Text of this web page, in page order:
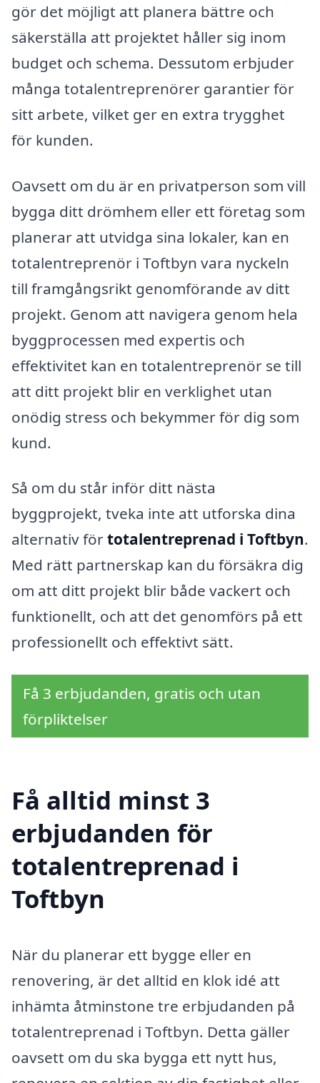
gör det möjligt att planera bättre och
säkerställa att projektet håller sig inom
budget och schema. Dessutom erbjuder
många totalentreprenörer garantier för
sitt arbete, vilket ger en extra trygghet
för kunden.
Oavsett om du är en privatperson som vill
bygga ditt drömhem eller ett företag som
planerar att utvidga sina lokaler, kan en
totalentreprenör i Toftbyn vara nyckeln
till framgångsrikt genomförande av ditt
projekt. Genom att navigera genom hela
byggprocessen med expertis och
effektivitet kan en totalentreprenör se till
att ditt projekt blir en verklighet utan
onödig stress och bekymmer för dig som
kund.
Så om du står inför ditt nästa
byggprojekt, tveka inte att utforska dina
alternativ förtotalentreprenad i Toftbyn.
Med rätt partnerskap kan du försäkra dig
om att ditt projekt blir både vackert och
funktionellt, och att det genomförs på ett
professionellt och effektivt sätt.
Få 3 erbjudanden, gratis och utan
förpliktelser
Få alltid minst 3
erbjudanden för
totalentreprenad i
Toftbyn
När du planerar ett bygge eller en
renovering, är det alltid en klok idé att
inhämta åtminstone tre erbjudanden på
totalentreprenad i Toftbyn. Detta gäller
oavsett om du ska bygga ett nytt hus,